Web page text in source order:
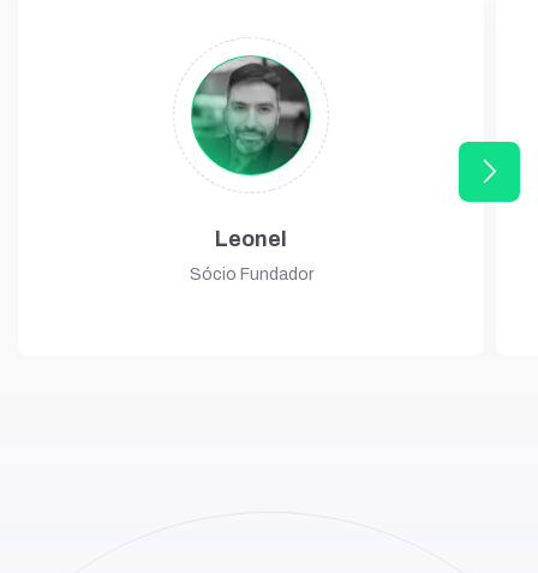
Leonel
Sócio Fundador
arrow_forward_ios